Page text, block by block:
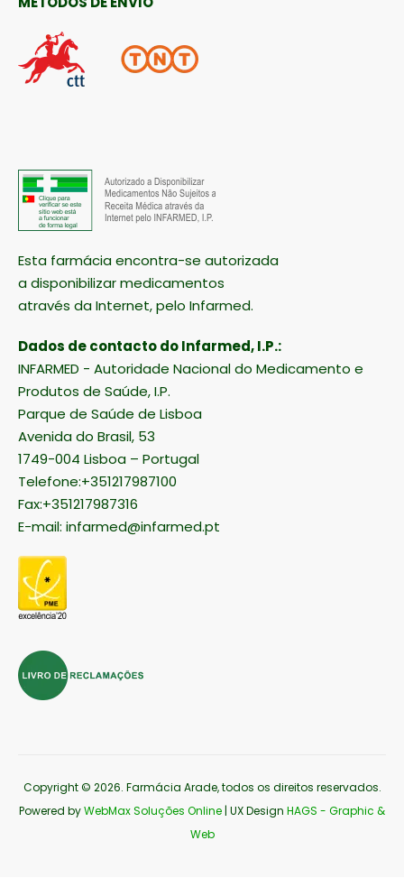
Esta farmácia encontra-se autorizada
a disponibilizar medicamentos
através da Internet, pelo Infarmed.
Dados de contacto do Infarmed, I.P.:
INFARMED - Autoridade Nacional do Medicamento e
Produtos de Saúde, I.P.
Parque de Saúde de Lisboa
Avenida do Brasil, 53
1749-004 Lisboa – Portugal
Telefone:+351217987100
Fax:+351217987316
E-mail: infarmed@infarmed.pt
Copyright © 2026. Farmácia Arade, todos os direitos reservados.
Powered byWebMax Soluções Online | UX Design HAGS - Graphic &
Web